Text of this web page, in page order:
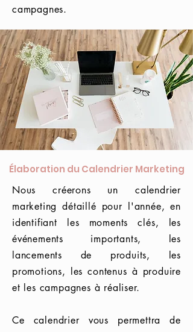
campagnes.
Élaboration du Calendrier Marketing
Nous créerons un calendrier
marketing détaillé pour l'année, en
identifiant les moments clés, les
événements importants, les
lancements de produits, les
promotions, les contenus à produire
et les campagnes à réaliser.
Ce calendrier vous permettra de